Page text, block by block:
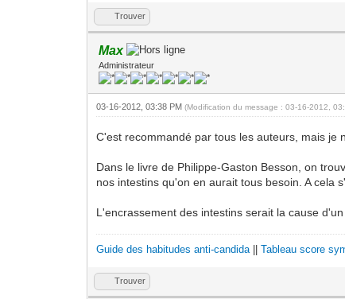
Trouver
Max
Administrateur
03-16-2012, 03:38 PM(Modification du message : 03-16-2012,
C'est recommandé par tous les auteurs, mais je
Dans le livre de Philippe-Gaston Besson, on
nos intestins qu'on en aurait tous besoin. A cela
L'encrassement des intestins serait la cause
Guide des habitudes anti-candida ||Tableau score
Trouver